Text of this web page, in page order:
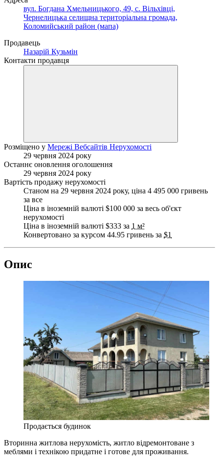
вул. Богдана Хмельницького, 49, с. Вільхівці,
Чернелицька селищна територіальна громада,
Коломийський район (мапа)
Продавець
Назарій Кузьмін
Контакти продавця
Розміщено у Мережі Вебсайтів Нерухомості
29 червня 2024 року
Останнє оновлення оголошення
29 червня 2024 року
Вартість продажу нерухомості
Станом на 29 червня 2024 року, ціна 4 495 000 гривень
за все
Ціна в іноземній валюті $100 000 за весь об'єкт
нерухомості
Ціна в іноземній валюті $333 за 1 м²
Конвертовано за курсом 44.95 гривень за $1
Опис
Продається будинок
Вторинна житлова нерухомість, житло відремонтоване з
меблями і технікою придатне і готове для проживання.